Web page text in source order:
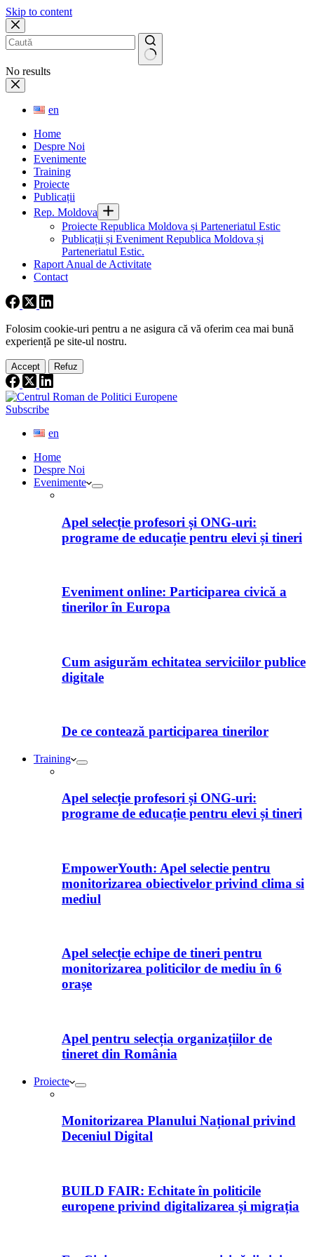
Skip to content
No results
en
Home
Despre Noi
Evenimente
Training
Proiecte
Publicații
Rep. Moldova
Proiecte Republica Moldova și Parteneriatul Estic
Publicații și Eveniment Republica Moldova și
Parteneriatul Estic.
Raport Anual de Activitate
Contact
Folosim cookie-uri pentru a ne asigura că vă oferim cea mai bună
experiență pe site-ul nostru.
Accept Refuz
Subscribe
en
Home
Despre Noi
Evenimente
Apel selecție profesori și ONG-uri:
programe de educație pentru elevi și tineri
Eveniment online: Participarea civică a
tinerilor în Europa
Cum asigurăm echitatea serviciilor publice
digitale
De ce contează participarea tinerilor
Training
Apel selecție profesori și ONG-uri:
programe de educație pentru elevi și tineri
EmpowerYouth: Apel selectie pentru
monitorizarea obiectivelor privind clima si
mediul
Apel selecție echipe de tineri pentru
monitorizarea politicilor de mediu în 6
orașe
Apel pentru selecția organizațiilor de
tineret din România
Proiecte
Monitorizarea Planului Național privind
Deceniul Digital
BUILD FAIR: Echitate în politicile
europene privind digitalizarea și migrația